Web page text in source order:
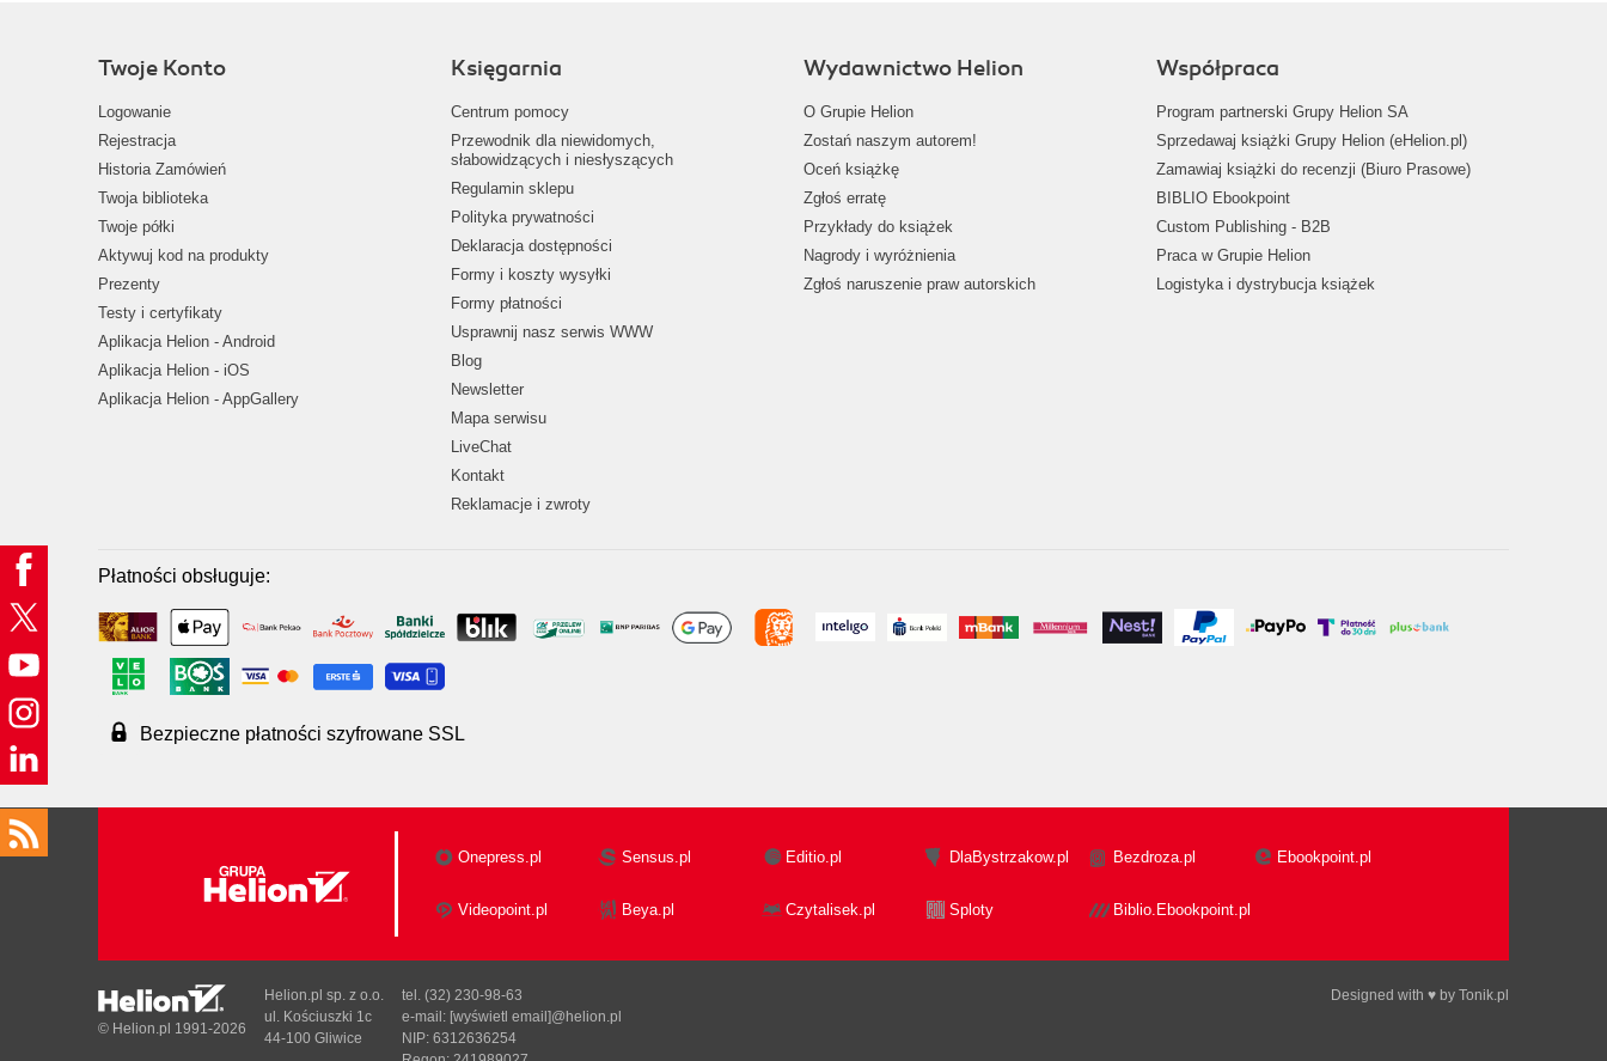
Twoje Konto
Logowanie
Rejestracja
Historia Zamówień
Twoja biblioteka
Twoje półki
Aktywuj kod na produkty
Prezenty
Testy i certyfikaty
Aplikacja Helion - Android
Aplikacja Helion - iOS
Aplikacja Helion - AppGallery
Księgarnia
Centrum pomocy
Przewodnik dla niewidomych,
słabowidzących i niesłyszących
Regulamin sklepu
Polityka prywatności
Deklaracja dostępności
Formy i koszty wysyłki
Formy płatności
Usprawnij nasz serwis WWW
Blog
Newsletter
Mapa serwisu
LiveChat
Kontakt
Reklamacje i zwroty
Wydawnictwo Helion
O Grupie Helion
Zostań naszym autorem!
Oceń książkę
Zgłoś erratę
Przykłady do książek
Nagrody i wyróżnienia
Zgłoś naruszenie praw autorskich
Współpraca
Program partnerski Grupy Helion SA
Sprzedawaj książki Grupy Helion (eHelion.pl)
Zamawiaj książki do recenzji (Biuro Prasowe)
BIBLIO Ebookpoint
Custom Publishing - B2B
Praca w Grupie Helion
Logistyka i dystrybucja książek
Płatności obsługuje:
Bezpieczne płatności szyfrowane SSL
Onepress.pl Sensus.pl Editio.pl DlaBystrzakow.pl Bezdroza.pl Ebookpoint.pl
Videopoint.pl Beya.pl Czytalisek.pl Sploty Biblio.Ebookpoint.pl
Designed with ♥ by Tonik.pl
© Helion.pl 1991-2026
Helion.pl sp. z o.o.
ul. Kościuszki 1c
44-100 Gliwice
tel. (32) 230-98-63
e-mail: [wyświetl email]@helion.pl
NIP: 6312636254